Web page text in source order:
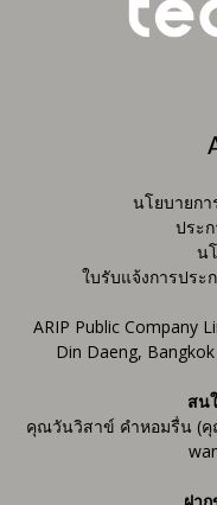
นโยบายก
ประ
น
ใบรับแจ้งการปร
ARIP Public Company
Din Daeng,
สน
คุณวันวิสาข์ คำหอมรื่น (คุ